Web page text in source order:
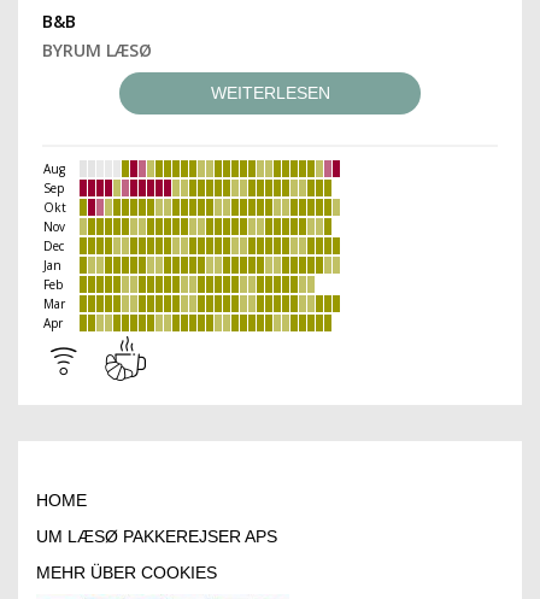
B&B
BYRUM LÆSØ
WEITERLESEN
Aug
Sep
Okt
Nov
Dec
Jan
Feb
Mar
Apr
HOME
UM LÆSØ PAKKEREJSER APS
MEHR ÜBER COOKIES